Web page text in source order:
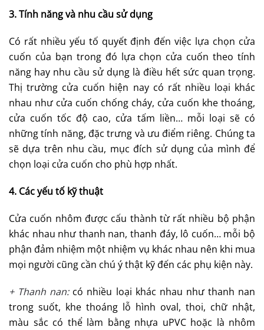
3. Tính năng và nhu cầu sử dụng
Có rất nhiều yếu tố quyết định đến việc lựa chọn cửa
cuốn của bạn trong đó lựa chọn cửa cuốn theo tính
năng hay nhu cầu sử dụng là điều hết sức quan trọng.
Thị trường cửa cuốn hiện nay có rất nhiều loại khác
nhau như cửa cuốn chống cháy, cửa cuốn khe thoáng,
cửa cuốn tốc độ cao, cửa tấm liền… mỗi loại sẽ có
những tính năng, đặc trưng và ưu điểm riêng. Chúng ta
sẽ dựa trên nhu cầu, mục đích sử dụng của mình để
chọn loại cửa cuốn cho phù hợp nhất.
4. Các yếu tố kỹ thuật
Cửa cuốn nhôm được cấu thành từ rất nhiều bộ phận
khác nhau như thanh nan, thanh đáy, lô cuốn… mỗi bộ
phận đảm nhiệm một nhiệm vụ khác nhau nên khi mua
mọi người cũng cần chú ý thật kỹ đến các phụ kiện này.
+ Thanh nan: có nhiều loại khác nhau như thanh nan
trong suốt, khe thoáng lỗ hình oval, thoi, chữ nhật,
màu sắc có thể làm bằng nhựa uPVC hoặc là nhôm